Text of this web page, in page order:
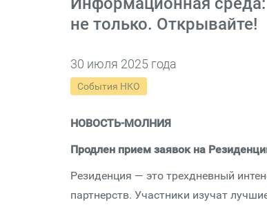
не только. Открывайте!
30 июля 2025 года
События НКО
НОВОСТЬ-МОЛНИЯ
Продлен прием заявок на
Резиденция — это трехдневный
партнерств. Участники изучат